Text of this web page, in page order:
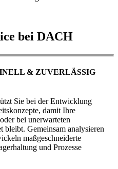
bei DACH
& ZUVERLÄSSIG
Sie bei der Entwicklung
damit Ihre
bei unerwarteten
bleibt. Gemeinsam analysieren
maßgeschneiderte
und Prozesse